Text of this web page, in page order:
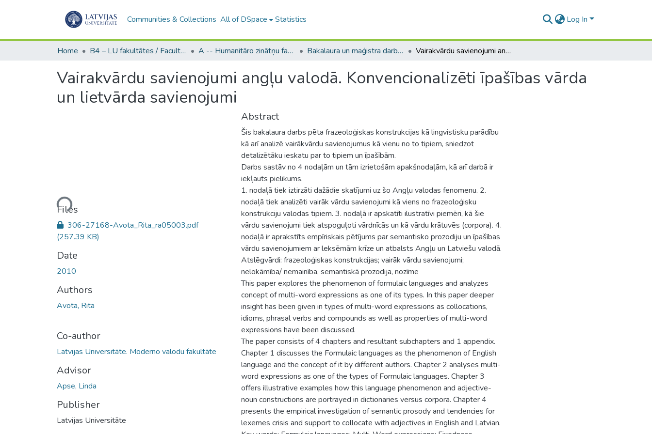
Communities & Collections All of DSpace Statistics Log In
Home B4 – LU fakultātes / Faculties of the UL A -- Humanitāro zinātņu fakultāte / Faculty of Humanities Bakalaura un maģistra darbi (HZF) / Bachelor's and Master's theses Vairakvārdu savienojumi angļu valodā. Konvencionalizēti īpašības vārda un lietvārda savienojumi
Vairakvārdu savienojumi angļu valodā. Konvencionalizēti īpašības vārda
un lietvārda savienojumi
Loading...
Files
306-27168-Avota_Rita_ra05003.pdf
(257.39 KB)
Date
2010
Authors
Avota, Rita
Co-author
Latvijas Universitāte. Moderno valodu fakultāte
Advisor
Apse, Linda
Publisher
Latvijas Universitāte
Abstract
Šis bakalaura darbs pēta frazeoloģiskas konstrukcijas kā lingvistisku parādību
kā arī analizē vairākvārdu savienojumus kā vienu no to tipiem, sniedzot
detalizētāku ieskatu par to tipiem un īpašībām.
Darbs sastāv no 4 nodaļām un tām izrietošām apakšnodaļām, kā arī darbā ir
iekļauts pielikums.
1. nodaļā tiek iztirzāti dažādie skatījumi uz šo Angļu valodas fenomenu. 2.
nodaļā tiek analizēti vairāk vārdu savienojumi kā viens no frazeoloģisku
konstrukciju valodas tipiem. 3. nodaļā ir apskatīti ilustratīvi piemēri, kā šie
vārdu savienojumi tiek atspoguļoti vārdnīcās un kā vārdu krātuvēs (corpora). 4.
nodaļā ir aprakstīts empīriskais pētījums par semantisko prozodiju un īpašības
vārdu savienojumiem ar leksēmām krīze un atbalsts Angļu un Latviešu valodā.
Atslēgvārdi: frazeoloģiskas konstrukcijas; vairāk vārdu savienojumi;
nelokāmība/ nemainība, semantiskā prozodija, nozīme
This paper explores the phenomenon of formulaic languages and analyzes
concept of multi-word expressions as one of its types. In this paper deeper
insight has been given in types of multi-word expressions as collocations,
idioms, phrasal verbs and compounds as well as properties of multi-word
expressions have been discussed.
The paper consists of 4 chapters and resultant subchapters and 1 appendix.
Chapter 1 discusses the Formulaic languages as the phenomenon of English
language and the concept of it by different authors. Chapter 2 analyses multi-
word expressions as one of the types of Formulaic languages. Chapter 3
offers illustrative examples how this language phenomenon and adjective-
noun constructions are portrayed in dictionaries versus corpora. Chapter 4
presents the empirical investigation of semantic prosody and tendencies for
lexemes crisis and support to collocate with adjectives in English and Latvian.